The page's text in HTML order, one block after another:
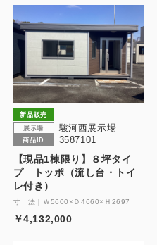
新品販売
展示場
駿河西展示場
商品ID 3587101
【現品1棟限り】８坪タイ
プ トッポ（流し台・トイ
レ付き）
寸 法｜Ｗ5600×Ｄ4660×Ｈ2697
￥4,132,000